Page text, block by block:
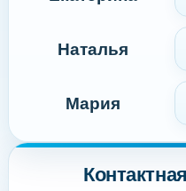
Наталья
Мария